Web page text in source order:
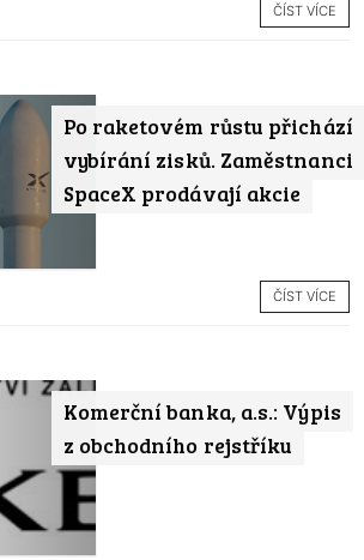
ČÍST VÍCE
Po raketovém růstu přichází
vybírání zisků. Zaměstnanci
SpaceX prodávají akcie
ČÍST VÍCE
Komerční banka, a.s.: Výpis
z obchodního rejstříku